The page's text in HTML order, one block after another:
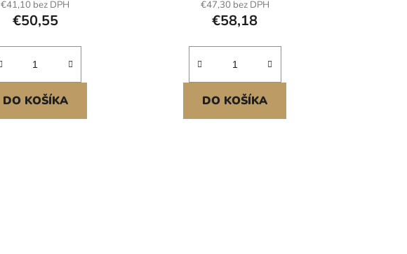
€41,10 bez DPH
€50,55
DO KOŠÍKA
€47,30 bez DPH
€58,18
DO KOŠÍKA